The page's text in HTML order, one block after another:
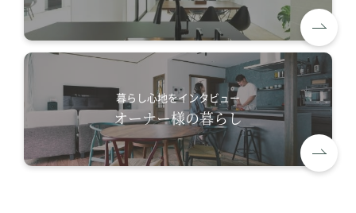
暮らし心地をインタビュー
オーナー様の暮らし